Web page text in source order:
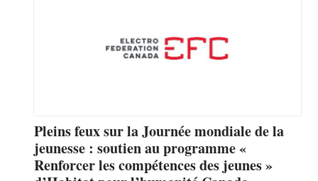
Pleins feux sur la Journée mondiale de la
jeunesse : soutien au programme «
Renforcer les compétences des jeunes »